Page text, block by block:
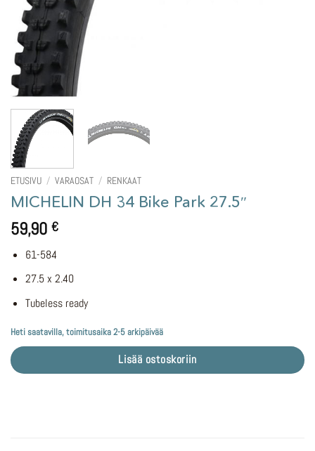
ETUSIVU / VARAOSAT / RENKAAT
MICHELIN DH 34 Bike Park 27.5″
59,90 €
61-584
27.5 x 2.40
Tubeless ready
Heti saatavilla, toimitusaika 2-5 arkipäivää
Lisää ostoskoriin